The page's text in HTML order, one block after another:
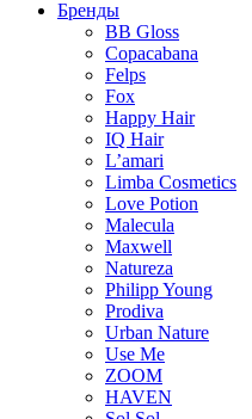
Бренды
BB Gloss
Copacabana
Felps
Fox
Happy Hair
IQ Hair
L’amari
Limba Cosmetics
Love Potion
Malecula
Maxwell
Natureza
Philipp Young
Prodiva
Urban Nature
Use Me
ZOOM
HAVEN